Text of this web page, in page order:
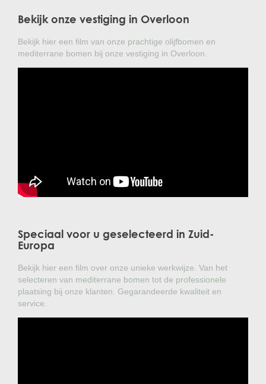
Bekijk onze vestiging in Overloon
Bekijk hier een film van onze prachtige olijfbomen en
mediterrane bomen bij onze vestiging in Overloon.
Speciaal voor u geselecteerd in Zuid-
Europa
Bekijk hier een film over onze unieke werkwijze. Van het
selecteren van mediterrane bomen tot de professionele
plaatsing bij onze klanten. Gegarandeerde kwaliteit en
service.